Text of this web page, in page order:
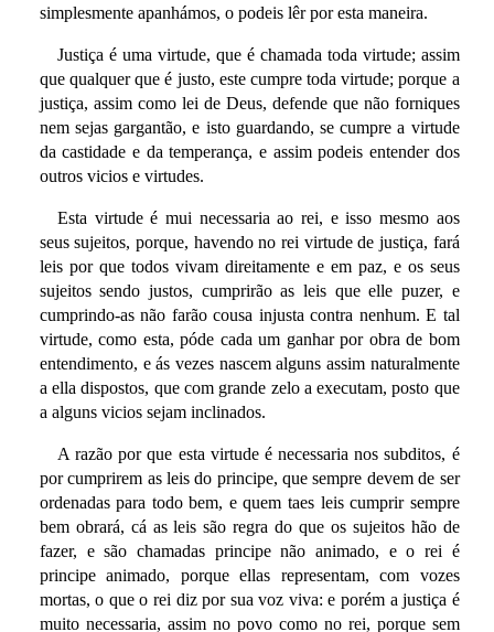
simplesmente apanhámos, o podeis lêr por esta maneira.
Justiça é uma virtude, que é chamada toda virtude; assim
que qualquer que é justo, este cumpre toda virtude; porque a
justiça, assim como lei de Deus, defende que não forniques
nem sejas gargantão, e isto guardando, se cumpre a virtude
da castidade e da temperança, e assim podeis entender dos
outros vicios e virtudes.
Esta virtude é mui necessaria ao rei, e isso mesmo aos
seus sujeitos, porque, havendo no rei virtude de justiça, fará
leis por que todos vivam direitamente e em paz, e os seus
sujeitos sendo justos, cumprirão as leis que elle puzer, e
cumprindo-as não farão cousa injusta contra nenhum. E tal
virtude, como esta, póde cada um ganhar por obra de bom
entendimento, e ás vezes nascem alguns assim naturalmente
a ella dispostos, que com grande zelo a executam, posto que
a alguns vicios sejam inclinados.
A razão por que esta virtude é necessaria nos subditos, é
por cumprirem as leis do principe, que sempre devem de ser
ordenadas para todo bem, e quem taes leis cumprir sempre
bem obrará, cá as leis são regra do que os sujeitos hão de
fazer, e são chamadas principe não animado, e o rei é
principe animado, porque ellas representam, com vozes
mortas, o que o rei diz por sua voz viva: e porém a justiça é
muito necessaria, assim no povo como no rei, porque sem